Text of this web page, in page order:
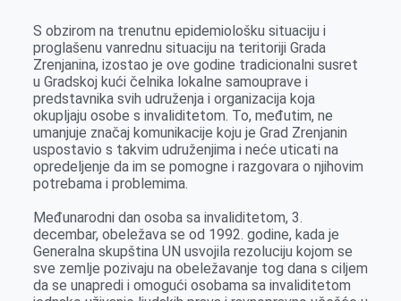
S obzirom na trenutnu epidemiološku situaciju i
proglašenu vanrednu situaciju na teritoriji Grada
Zrenjanina, izostao je ove godine tradicionalni susret
u Gradskoj kući čelnika lokalne samouprave i
predstavnika svih udruženja i organizacija koja
okupljaju osobe s invaliditetom. To, međutim, ne
umanjuje značaj komunikacije koju je Grad Zrenjanin
uspostavio s takvim udruženjima i neće uticati na
opredeljenje da im se pomogne i razgovara o njihovim
potrebama i problemima.
Međunarodni dan osoba sa invaliditetom, 3.
decembar, obeležava se od 1992. godine, kada je
Generalna skupština UN usvojila rezoluciju kojom se
sve zemlje pozivaju na obeležavanje tog dana s ciljem
da se unapredi i omogući osobama sa invaliditetom